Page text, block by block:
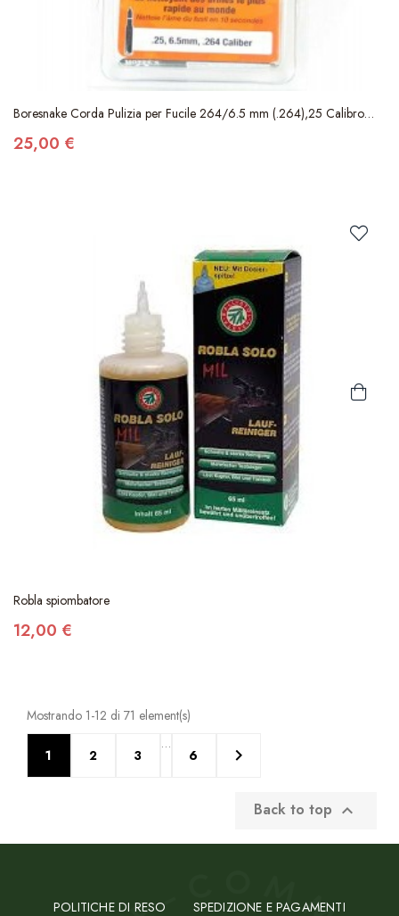
Boresnake Corda Pulizia per Fucile 264/6.5 mm (.264),25 Calibro
25,00 €
Robla spiombatore
12,00 €
Mostrando 1-12 di 71 element(s)
1 2 3
…
6 
Back to top 
POLITICHE DI RESO SPEDIZIONE E PAGAMENTI